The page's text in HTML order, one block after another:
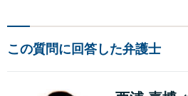
この質問に回答した弁護士